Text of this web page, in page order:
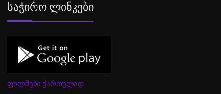
Საჭირო Ლინკები
ფილმები ქართულად